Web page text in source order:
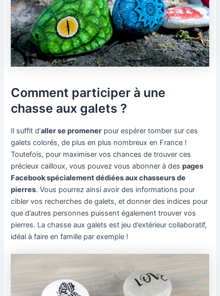
Comment participer à une
chasse aux galets ?
Il suffit d’aller se promener pour espérer tomber sur ces
galets colorés, de plus en plus nombreux en France !
Toutefois, pour maximiser vos chances de trouver ces
précieux cailloux, vous pouvez vous abonner à despages
Facebook spécialement dédiées aux chasseurs de
pierres. Vous pourrez ainsi avoir des informations pour
cibler vos recherches de galets, et donner des indices pour
que d’autres personnes puissent également trouver vos
pierres. La chasse aux galets est jeu d’extérieur collaboratif,
idéal à faire en famille par exemple !